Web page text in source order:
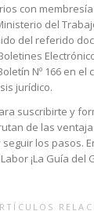
con
del
del referido
Nº 166 en
jurídico.
suscribirte y
de las
seguir los pasos.
¡La Guía del